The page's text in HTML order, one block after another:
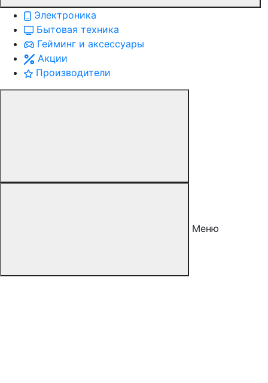
Электроника
Бытовая техника
Гейминг и аксессуары
Акции
Производители
Меню